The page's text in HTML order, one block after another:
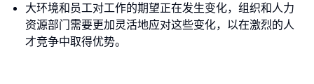
大环境和员工对工作的期望正在发生变化，组织和人力
资源部门需要更加灵活地应对这些变化，以在激烈的人
才竞争中取得优势。